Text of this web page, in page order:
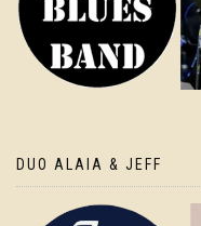
DUO ALAIA & JEFF